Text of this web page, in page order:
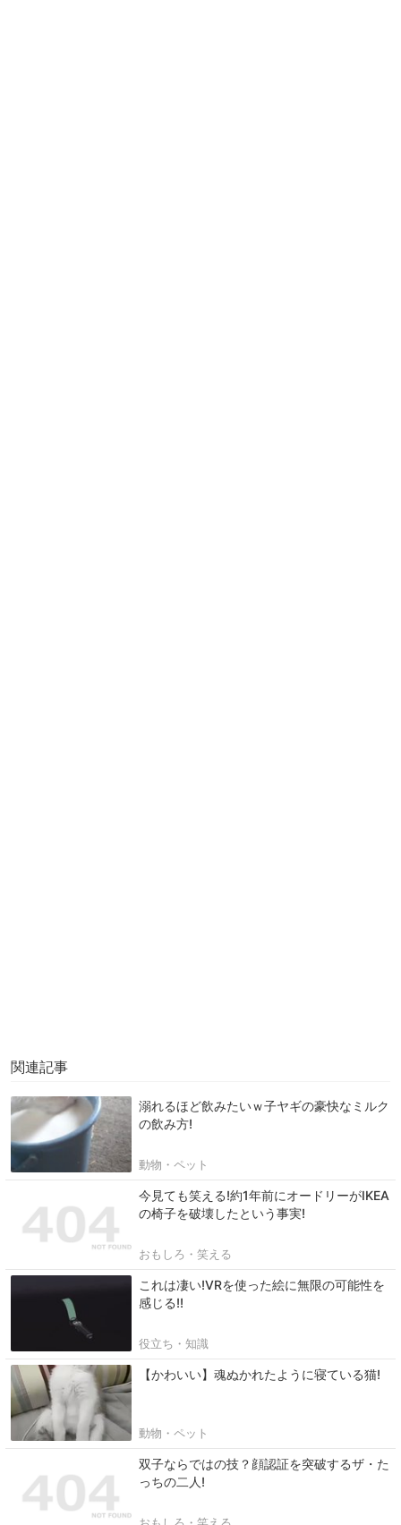
関連記事
溺れるほど飲みたいｗ子ヤギの豪快なミルク
の飲み方!
動物・ペット
今見ても笑える!約1年前にオードリーがIKEA
の椅子を破壊したという事実!
おもしろ・笑える
これは凄い!VRを使った絵に無限の可能性を
感じる!!
役立ち・知識
【かわいい】魂ぬかれたように寝ている猫!
動物・ペット
双子ならではの技？顔認証を突破するザ・た
っちの二人!